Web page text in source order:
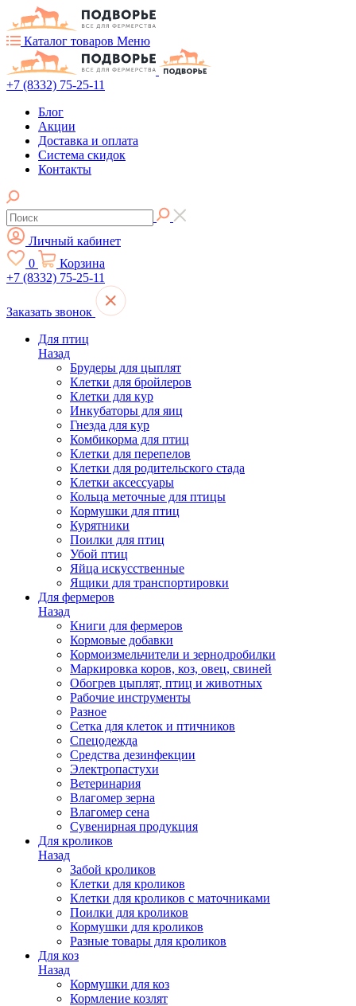
Каталог товаров Меню
+7 (8332) 75-25-11
Блог
Акции
Доставка и оплата
Система скидок
Контакты
Личный кабинет
0
Корзина
+7 (8332) 75-25-11
Заказать звонок
Для птиц
Назад
Брудеры для цыплят
Клетки для бройлеров
Клетки для кур
Инкубаторы для яиц
Гнезда для кур
Комбикорма для птиц
Клетки для перепелов
Клетки для родительского стада
Клетки аксессуары
Кольца меточные для птицы
Кормушки для птиц
Курятники
Поилки для птиц
Убой птиц
Яйца искусственные
Ящики для транспортировки
Для фермеров
Назад
Книги для фермеров
Кормовые добавки
Кормоизмельчители и зернодробилки
Маркировка коров, коз, овец, свиней
Обогрев цыплят, птиц и животных
Рабочие инструменты
Разное
Сетка для клеток и птичников
Спецодежда
Средства дезинфекции
Электропастухи
Ветеринария
Влагомер зерна
Влагомер сена
Сувенирная продукция
Для кроликов
Назад
Забой кроликов
Клетки для кроликов
Клетки для кроликов с маточниками
Поилки для кроликов
Кормушки для кроликов
Разные товары для кроликов
Для коз
Назад
Кормушки для коз
Кормление козлят